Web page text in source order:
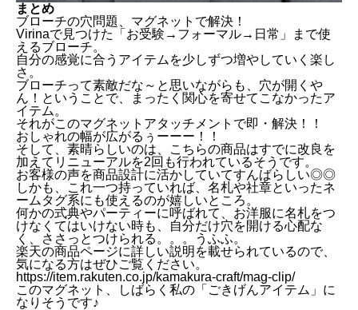
まとめ
ブローチの穴問題、マグネットで解決！
Virinaで見つけた「お受験→フォーマル→日常」まで使
えるブローチ。
自分の感覚に合うアイテムを少しずつ増やしていく楽し
さ。
ブローチって素敵だな～と思いながらも、穴が開くや
ん！ということで、まったく関心を寄せてこなかったア
イテム。
それがこのマグネットアタッチメントで即・解決！！
おしゃれの幅が広がるぅーーー！！
そして、素晴らしいのは、こちらの商品はすでに改良を
加えてリニューアルを2回も行われているそうです。
お客様の声を商品設計に活かしていてすんばらしい◎◎
しかも、これ一つ持っていれば、名札や社章といったネ
ームタグ系にも使えるのが嬉しいところ。
何かの式典やパーティーに呼ばれて、お洋服に名札をつ
けなくてはいけない時も、自分だけ穴を開ける心配な
く、ささっとつけられる。。。うふふ。
楽天の商品ページに詳しい説明を載せられているので、
気になる方はぜひご覧ください。
https://item.rakuten.co.jp/kamakura-craft/mag-clip/
このマグネット、しばらく私の「ごきげんアイテム」に
なりそうです♪